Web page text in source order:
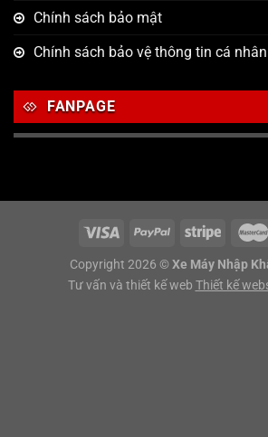
Chính sách bảo mật
Chính sách bảo vệ thông tin cá nhân
FANPAGE
Copyright 2026 © Xe Máy Nhập
Tư vấn và thiết kế web Thiết kế